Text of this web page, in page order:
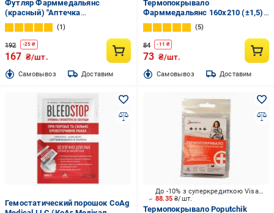
Футляр Фарммедальянс
(красный) "Аптечка
медицинская"
1
192 -25 ₴
167 ₴/шт.
Cамовывоз Доставим
Термопокрывало
Фарммедальянс 160x210 (±1,5)
см
5
84 -11 ₴
73 ₴/шт.
Cамовывоз Доставим
Гемостатический порошок CoAg
88.35₴/шт.
До -10% з суперкредиткою Visa Вигода
Термопокрывало Poputchik